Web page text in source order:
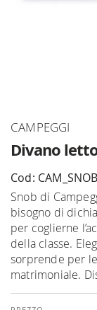
Divano
CAMPEGGI
Cod: CAM_SNOB
Snob di
bisogno di
per coglierne
della classe.
sorprende per
matrimoniale.
Vai
della
galleria
di
immagini